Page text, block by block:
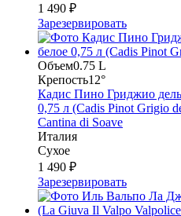
1 490 ₽
Зарезервировать
Объем0.75 L
Крепость12°
Кадис Пино Гриджио
0,75 л (Cadis Pinot Grigio
Cantina di Soave
Италия
Сухое
1 490 ₽
Зарезервировать